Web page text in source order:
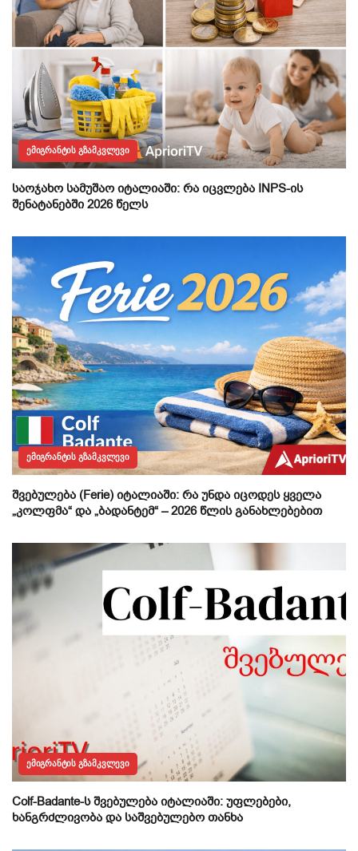
ᲔᲛᲘᲒᲠᲐᲜᲢᲘᲡ ᲒᲖᲐᲛᲙᲕᲚᲔᲕᲘ
საოჯახო სამუშაო იტალიაში: რა იცვლება INPS-ის
შენატანებში 2026 წელს
ᲔᲛᲘᲒᲠᲐᲜᲢᲘᲡ ᲒᲖᲐᲛᲙᲕᲚᲔᲕᲘ
შვებულება (Ferie) იტალიაში: რა უნდა იცოდეს ყველა
„კოლფმა“ და „ბადანტემ“ – 2026 წლის განახლებებით
ᲔᲛᲘᲒᲠᲐᲜᲢᲘᲡ ᲒᲖᲐᲛᲙᲕᲚᲔᲕᲘ
Colf-Badante-ს შვებულება იტალიაში: უფლებები,
ხანგრძლივობა და საშვებულებო თანხა